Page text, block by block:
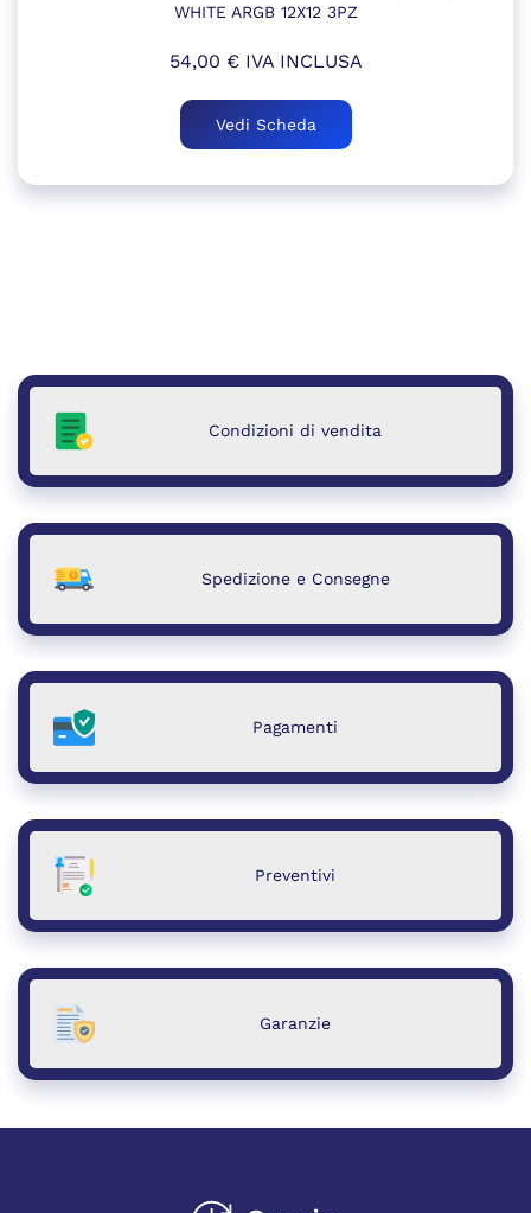
WHITE ARGB 12X12 3PZ
54,00 €IVA INCLUSA
Vedi Scheda
Condizioni di vendita
Spedizione e Consegne
Pagamenti
Preventivi
Garanzie